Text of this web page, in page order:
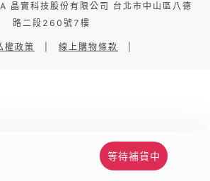
等待補貨中
實科技股份有限公司 台北市中山區八德
路二段260號7樓
權政策 線上購物條款